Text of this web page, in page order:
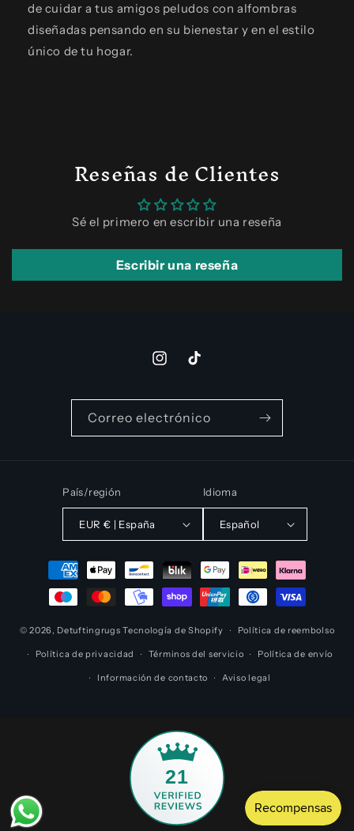
de cuidar a tus amigos peludos con alfombras
diseñadas pensando en su bienestar y en el estilo
único de tu hogar.
Reseñas de Clientes
Sé el primero en escribir una reseña
Escribir una reseña
InstagramTikTok
Correo electrónico
País/región
EUR € | España
Idioma
Español
Formas
pago
© 2026, Detuftingrugs Tecnología de Shopify Política de reembolso
Política de privacidad Términos del servicio Política de envío
Información de contacto Aviso legal
21